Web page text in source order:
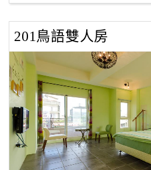
卡
訂
房
請
款
收
201鳥語雙人房